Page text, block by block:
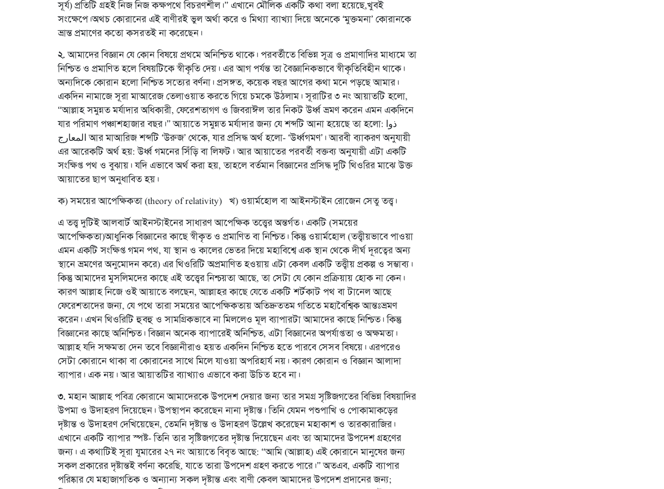
সূর্য) প্রতিটি গ্রহই নিজ নিজ কক্ষপথে বিচরণশীল।” এখানে মৌলিক একটি কথা বলা হয়েছে,খুবই
সংক্ষেপে।অথচ কোরানের এই বাণীরই ভুল অর্থা করে ও মিথ্যা ব্যাখ্যা দিয়ে অনেকে ‘মুক্তমনা’ কোরানকে
ভ্রান্ত প্রমাণের কতো কসরতই না করেছেন।
২. আমাদের বিজ্ঞান যে কোন বিষয়ে প্রথমে অনিশ্চিত থাকে। পরবর্তীতে বিভিন্ন সূত্র ও প্রমাণাদির মাধ্যমে তা
নিশ্চিত ও প্রমাণিত হলে বিষয়টিকে স্বীকৃতি দেয়। এর আগ পর্যন্ত তা বৈজ্ঞানিকভাবে স্বীকৃতিবিহীন থাকে।
অন্যদিকে কোরান হলো নিশ্চিত সত্যের বর্ণনা। প্রসঙ্গত, কয়েক বছর আগের কথা মনে পড়ছে আমার।
একদিন নামাজে সূরা মাআরেজ তেলাওয়াত করতে গিয়ে চমকে উঠলাম। সূরাটির ৩ নং আয়াতটি হলো,
“আল্লাহ সমুন্নত মর্যাদার অধিকারী, ফেরেশতাগণ ও জিবরাঈল তার নিকট উর্ধ্ব ভ্রমণ করেন এমন একদিনে
যার পরিমাণ পঞ্চাশহাজার বছর।” আয়াতে সমুন্নত মর্যাদার জন্য যে শব্দটি আনা হয়েছে তা হলো: ذوا
المعارج আর মাআরিজ শব্দটি ‘উরুজ’ থেকে, যার প্রসিদ্ধ অর্থ হলো- ‘উর্ধ্বগমণ’। আরবী ব্যাকরণ অনুযায়ী
এর আরেকটি অর্থ হয়: উর্ধ্ব গমনের সিঁড়ি বা লিফট। আর আয়াতের পরবর্তী বক্তব্য অনুযায়ী এটা একটি
সংক্ষিপ্ত পথ ও বুঝায়। যদি এভাবে অর্থ করা হয়, তাহলে বর্তমান বিজ্ঞানের প্রসিদ্ধ দুটি থিওরির মাঝে উক্ত
আয়াতের ছাপ অনুধাবিত হয়।
ক) সময়ের আপেক্ষিকতা (theory of relativity) খ) ওয়ার্মহোল বা আইনস্টাইন রোজেন সেতু তত্ত্ব।
এ তত্ত্ব দুটিই আলবার্ট আইনস্টাইনের সাধারণ আপেক্ষিক তত্ত্বের অন্তর্গত। একটি (সময়ের
আপেক্ষিকতা)আধুনিক বিজ্ঞানের কাছে স্বীকৃত ও প্রমাণিত বা নিশ্চিত। কিন্তু ওয়ার্মহোল (তত্ত্বীয়ভাবে পাওয়া
এমন একটি সংক্ষিপ্ত গমন পথ, যা স্থান ও কালের ভেতর দিয়ে মহাবিশ্বে এক স্থান থেকে দীর্ঘ দূরত্বের অন্য
স্থানে ভ্রমণের অনুমোদন করে) এর থিওরিটি অপ্রমাণিত হওয়ায় এটা কেবল একটি তত্ত্বীয় প্রকল্প ও সম্ভাব্য।
কিন্তু আমাদের মুসলিমদের কাছে এই তত্ত্বের নিশ্চয়তা আছে, তা সেটা যে কোন প্রক্রিয়ায় হোক না কেন।
কারণ আল্লাহ নিজে ওই আয়াতে বলছেন, আল্লাহর কাছে যেতে একটি শর্টকাট পথ বা টানেল আছে
ফেরেশতাদের জন্য, যে পথে তারা সময়ের আপেক্ষিকতায় অতিদ্রুততম গতিতে মহাবৈশ্বিক আন্তঃভ্রমণ
করেন। এখন থিওরিটি হুবহু ও সামগ্রিকভাবে না মিললেও মূল ব্যাপারটা আমাদের কাছে নিশ্চিত। কিন্তু
বিজ্ঞানের কাছে অনিশ্চিত। বিজ্ঞান অনেক ব্যাপারেই অনিশ্চিত, এটা বিজ্ঞানের অপর্যাপ্ততা ও অক্ষমতা।
আল্লাহ যদি সক্ষমতা দেন তবে বিজ্ঞানীরাও হয়ত একদিন নিশ্চিত হতে পারবে সেসব বিষয়ে। এরপরেও
সেটা কোরানে থাকা বা কোরানের সাথে মিলে যাওয়া অপরিহার্য নয়। কারণ কোরান ও বিজ্ঞান আলাদা
ব্যাপার। এক নয়। আর আয়াতটির ব্যাখ্যাও এভাবে করা উচিত হবে না।
৩. মহান আল্লাহ পবিত্র কোরানে আমাদেরকে উপদেশ দেয়ার জন্য তার সমগ্র সৃষ্টিজগতের বিভিন্ন বিষয়াদির
উপমা ও উদাহরণ দিয়েছেন। উপস্থাপন করেছেন নানা দৃষ্টান্ত। তিনি যেমন পশুপাখি ও পোকামাকড়ের
দৃষ্টান্ত ও উদাহরণ দেখিয়েছেন, তেমনি দৃষ্টান্ত ও উদাহরণ উল্লেখ করেছেন মহাকাশ ও তারকারাজির।
এখানে একটি ব্যাপার স্পষ্ট- তিনি তার সৃষ্টিজগতের দৃষ্টান্ত দিয়েছেন এবং তা আমাদের উপদেশ গ্রহণের
জন্য। এ কথাটিই সূরা যুমারের ২৭ নং আয়াতে বিবৃত আছে: “আমি (আল্লাহ) এই কোরানে মানুষের জন্য
সকল প্রকারের দৃষ্টান্তই বর্ণনা করেছি, যাতে তারা উপদেশ গ্রহণ করতে পারে।” অতএব, একটি ব্যাপার
পরিষ্কার যে মহাজাগতিক ও অন্যান্য সকল দৃষ্টান্ত এবং বাণী কেবল আমাদের উপদেশ প্রদানের জন্য;